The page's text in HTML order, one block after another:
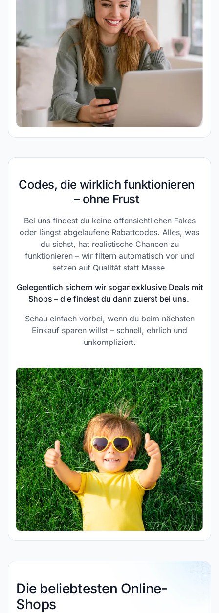
Codes, die wirklich funktionieren
– ohne Frust
Bei uns findest du keine offensichtlichen Fakes
oder längst abgelaufene Rabattcodes. Alles, was
du siehst, hat realistische Chancen zu
funktionieren – wir filtern automatisch vor und
setzen auf Qualität statt Masse.
Gelegentlich sichern wir sogar exklusive Deals mit
Shops – die findest du dann zuerst bei uns.
Schau einfach vorbei, wenn du beim nächsten
Einkauf sparen willst – schnell, ehrlich und
unkompliziert.
Die beliebtesten Online-
Shops